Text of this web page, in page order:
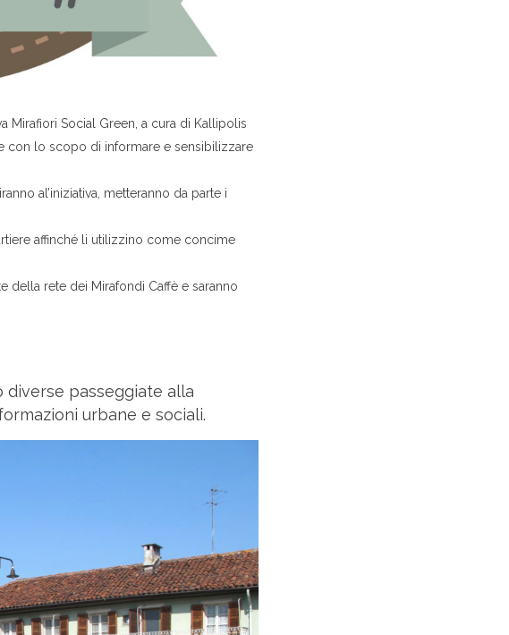
Mirafiori Social Green, a cura di Kallipolis
con lo scopo di informare e sensibilizzare
al’iniziativa, metteranno da parte i
affinché li utilizzino come concime
della rete dei Mirafondi Caffè e saranno
diverse passeggiate alla
urbane e sociali.